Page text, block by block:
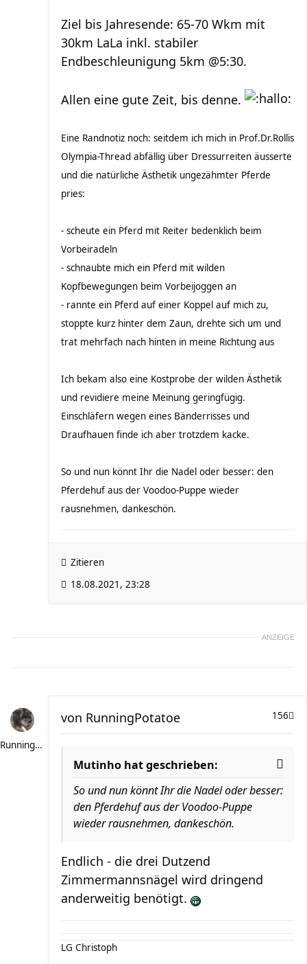
Ziel bis Jahresende: 65-70 Wkm mit
30km LaLa inkl. stabiler
Endbeschleunigung 5km @5:30.
Allen eine gute Zeit, bis denne.
Eine Randnotiz noch: seitdem ich mich in Prof.Dr.Rollis
Olympia-Thread abfällig über Dressurreiten äusserte
und die natürliche Ästhetik ungezähmter Pferde
pries:
- scheute ein Pferd mit Reiter bedenklich beim
Vorbeiradeln
- schnaubte mich ein Pferd mit wilden
Kopfbewegungen beim Vorbeijoggen an
- rannte ein Pferd auf einer Koppel auf mich zu,
stoppte kurz hinter dem Zaun, drehte sich um und
trat mehrfach nach hinten in meine Richtung aus
Ich bekam also eine Kostprobe der wilden Ästhetik
und revidiere meine Meinung geringfügig.
Einschläfern wegen eines Bänderrisses und
Draufhauen finde ich aber trotzdem kacke.
So und nun könnt Ihr die Nadel oder besser: den
Pferdehuf aus der Voodoo-Puppe wieder
rausnehmen, dankeschön.
Zitieren
18.08.2021, 23:28
ANZEIGE
RunningPotatoe
156
von RunningPotatoe
Mutinho hat geschrieben:
So und nun könnt Ihr die Nadel oder besser:
den Pferdehuf aus der Voodoo-Puppe
wieder rausnehmen, dankeschön.
Endlich - die drei Dutzend
Zimmermannsnägel wird dringend
anderweitig benötigt.
LG Christoph